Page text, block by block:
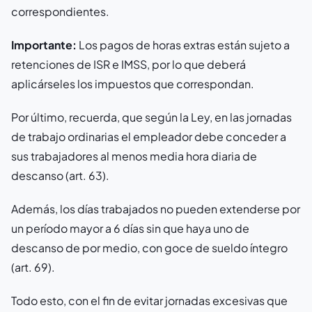
correspondientes.
Importante: Los pagos de horas extras están sujeto a
retenciones de ISR e IMSS, por lo que deberá
aplicárseles los impuestos que correspondan.
Por último, recuerda, que según la Ley, en las jornadas
de trabajo ordinarias el empleador debe conceder a
sus trabajadores al menos media hora diaria de
descanso (art. 63).
Además, los días trabajados no pueden extenderse por
un período mayor a 6 días sin que haya uno de
descanso de por medio, con goce de sueldo íntegro
(art. 69).
Todo esto, con el fin de evitar jornadas excesivas que